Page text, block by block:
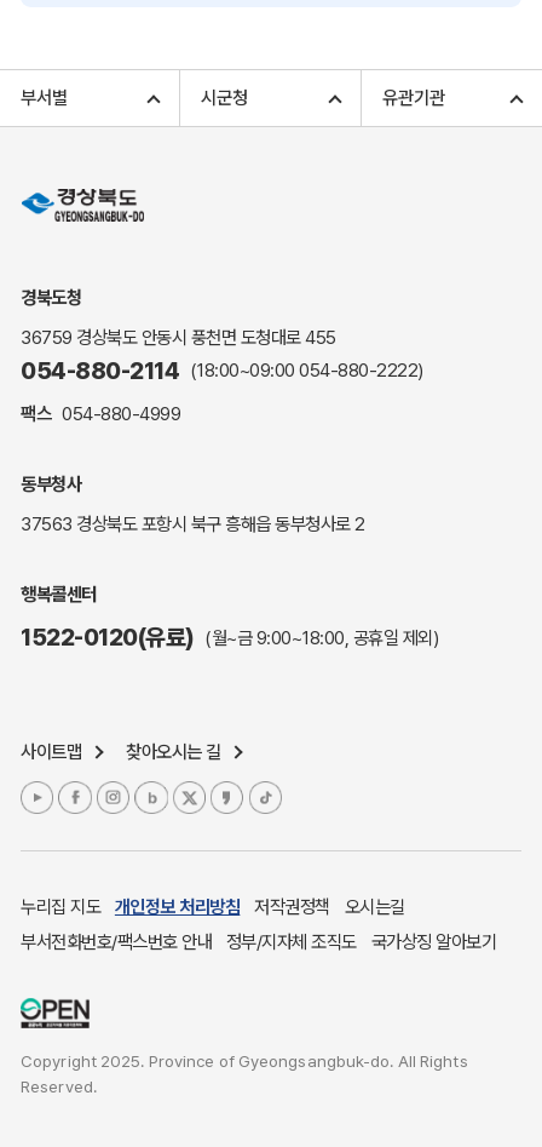
고향사랑기부 아너스 클럽
민원상담
민원안내
해명·설명자료
자주하는 질문
복지신문고
세입세출예산서
업무추진비 공개
주민참여예산제도
여성복지
장애인 복지시책
귀농귀촌종합지원센터
부동산중개보수 안내
부서별 시군청 유관기관
경북도청
36759 경상북도 안동시 풍천면 도청대로 455
054-880-2114 (18:00~09:00 054-880-2222)
팩스 054-880-4999
동부청사
37563 경상북도 포항시 북구 흥해읍 동부청사로 2
행복콜센터
1522-0120(유료) (월~금 9:00~18:00, 공휴일 제외)
사이트맵 찾아오시는 길
누리집 지도 개인정보 처리방침 저작권정책
오시는길
부서전화번호/팩스번호 안내
정부/지자체 조직도 국가상징 알아보기
Copyright 2025. Province of Gyeongsangbuk-do. All Rights
Reserved.